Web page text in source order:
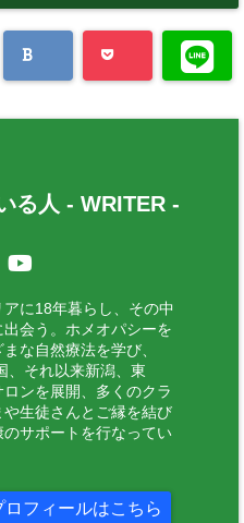
る人 - WRITER -
に18年暮らし、その中
出会う。ホメオパシーを
な自然療法を学び、
、それ以来新潟、東
ンを展開、多くのクラ
や生徒さんとご縁を結び
のサポートを行なってい
ロフィールはこちら